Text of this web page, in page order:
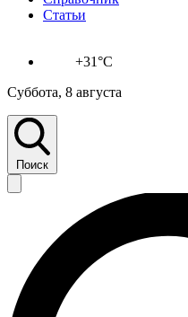
Статьи
+31°C
Суббота, 8 августа
Поиск